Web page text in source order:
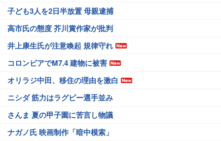
子ども3人を2日半放置 母親逮捕
高市氏の態度 芥川賞作家が批判
井上康生氏が注意喚起 規律守れ
コロンビアでM7.4 建物に被害
オリラジ中田、移住の理由を激白
ニシダ 筋力はラグビー選手並み
さんま 夏の甲子園に苦言し物議
ナガノ氏 映画制作「暗中模索」